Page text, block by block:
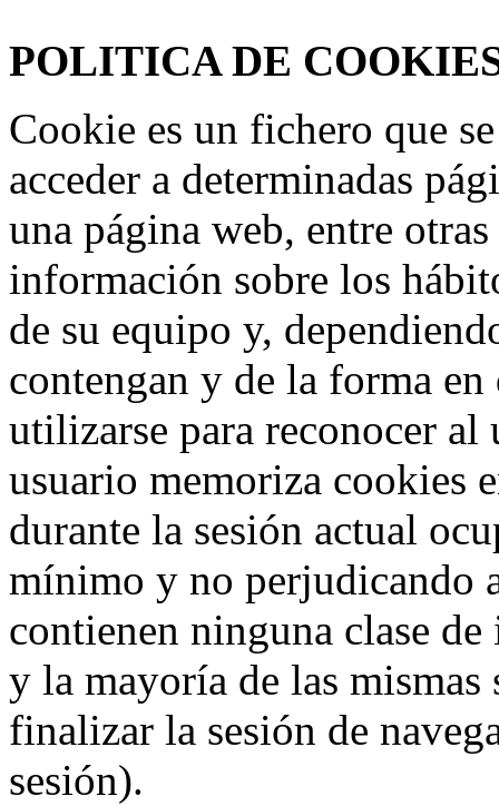
POLITICA DE
Cookie es un fichero que
acceder a determinadas
una página web, entre
información sobre los
de su equipo y,
contengan y de la forma
utilizarse para reconocer
usuario memoriza cookies
durante la sesión actual
mínimo y no perjudicando
contienen ninguna clase
y la mayoría de las
finalizar la sesión de
sesión).